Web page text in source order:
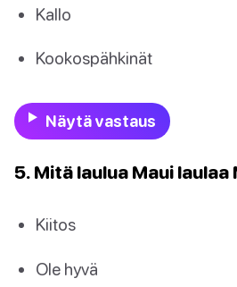
Kallo
Kookospähkinät
Näytä vastaus
5. Mitä laulua Maui laulaa
Kiitos
Ole hyvä